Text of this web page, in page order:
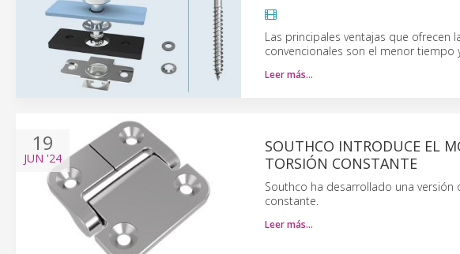
Las principales ventajas que ofrecen
convencionales son el menor
Leer más…
19
JUN '24
SOUTHCO INTRODUCE EL
TORSIÓN CONSTANTE
Southco ha desarrollado una
constante.
Leer más…